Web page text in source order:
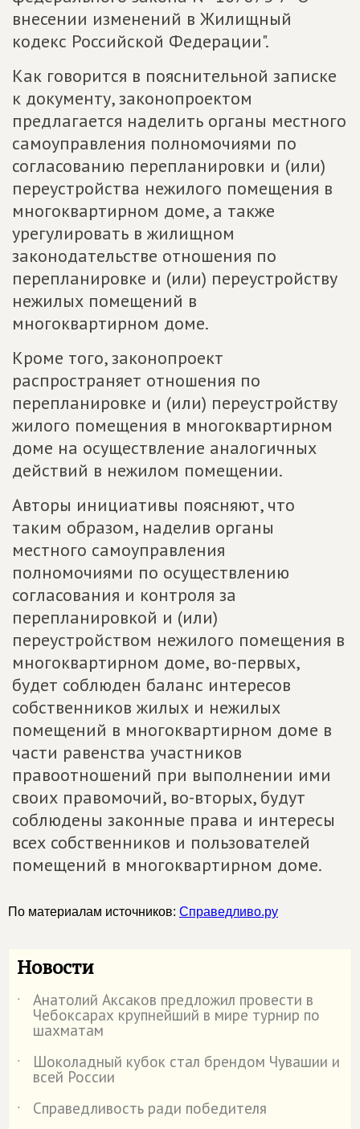
внесении изменений в Жилищный
кодекс Российской Федерации".
Как говорится в пояснительной записке
к документу, законопроектом
предлагается наделить органы местного
самоуправления полномочиями по
согласованию перепланировки и (или)
переустройства нежилого помещения в
многоквартирном доме, а также
урегулировать в жилищном
законодательстве отношения по
перепланировке и (или) переустройству
нежилых помещений в
многоквартирном доме.
Кроме того, законопроект
распространяет отношения по
перепланировке и (или) переустройству
жилого помещения в многоквартирном
доме на осуществление аналогичных
действий в нежилом помещении.
Авторы инициативы поясняют, что
таким образом, наделив органы
местного самоуправления
полномочиями по осуществлению
согласования и контроля за
перепланировкой и (или)
переустройством нежилого помещения в
многоквартирном доме, во-первых,
будет соблюден баланс интересов
собственников жилых и нежилых
помещений в многоквартирном доме в
части равенства участников
правоотношений при выполнении ими
своих правомочий, во-вторых, будут
соблюдены законные права и интересы
всех собственников и пользователей
помещений в многоквартирном доме.
По материалам источников: Справедливо.ру
Новости
˙ Анатолий Аксаков предложил провести в
Чебоксарах крупнейший в мире турнир по
шахматам
˙
Шоколадный кубок стал брендом Чувашии и
всей России
˙
Справедливость ради победителя